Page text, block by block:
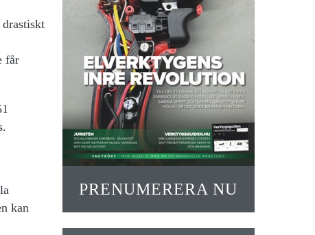
får
kan
PRENUMERERA NU